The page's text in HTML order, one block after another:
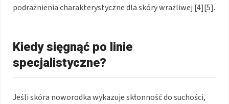
podrażnienia charakterystyczne dla skóry wrażliwej [4][5].
Kiedy sięgnąć po linie
specjalistyczne?
Jeśli skóra noworodka wykazuje skłonność do suchości,